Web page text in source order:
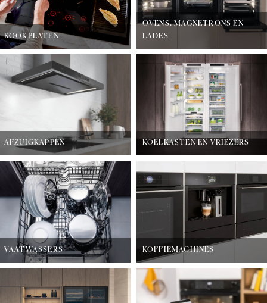
KOOKPLATEN
OVENS, MAGNETRONS EN
LADES
AFZUIGKAPPEN KOELKASTEN EN VRIEZERS
VAATWASSERS KOFFIEMACHINES